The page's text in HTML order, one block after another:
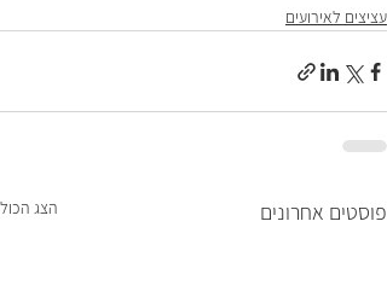
עציצים לאירועים
פוסטים אחרונים הצג הכול